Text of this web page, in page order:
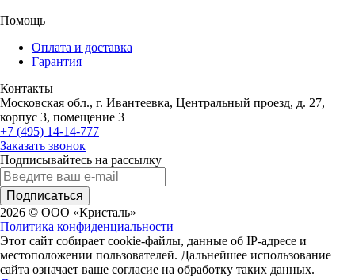
Помощь
Оплата и доставка
Гарантия
Контакты
Московская обл., г. Ивантеевка, Центральный проезд, д. 27,
корпус 3, помещение 3
+7 (495) 14-14-777
Заказать звонок
Подписывайтесь на рассылку
Подписаться
2026 © ООО «Кристаль»
Политика конфиденциальности
Этот сайт собирает cookie-файлы, данные об IP-адресе и
местоположении пользователей. Дальнейшее использование
сайта означает ваше согласие на обработку таких данных.